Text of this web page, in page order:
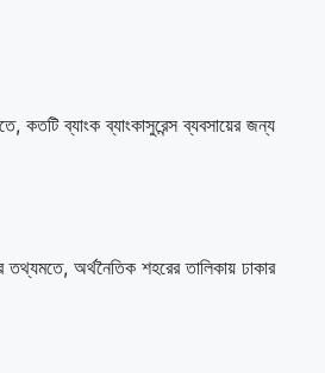
কতটি ব্যাংক ব্যাংকাসুরেন্স ব্যবসায়ের জন্য
অর্থনৈতিক শহরের তালিকায় ঢাকার